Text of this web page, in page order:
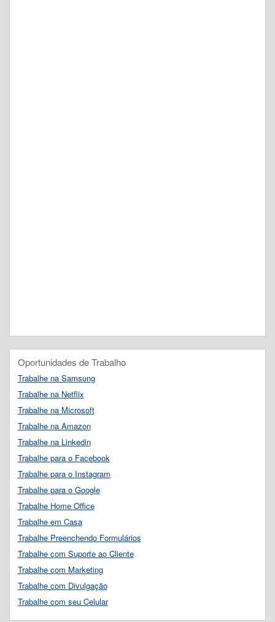
Oportunidades de Trabalho
Trabalhe na Samsung
Trabalhe na Netflix
Trabalhe na Microsoft
Trabalhe na Amazon
Trabalhe na Linkedin
Trabalhe para o Facebook
Trabalhe para o Instagram
Trabalhe para o Google
Trabalhe Home Office
Trabalhe em Casa
Trabalhe Preenchendo Formulários
Trabalhe com Suporte ao Cliente
Trabalhe com Marketing
Trabalhe com Divulgação
Trabalhe com seu Celular